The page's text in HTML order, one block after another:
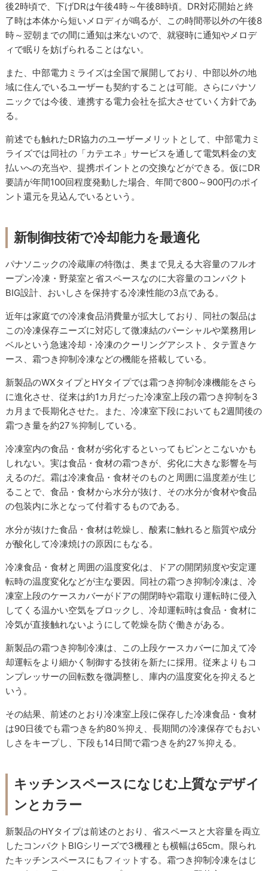
後2時頃で、下げDRは午後4時～午後8時頃。DR対応開始と終
了時は本体から短いメロディが鳴るが、この時間帯以外の午後8
時～翌朝までの間に通知は来ないので、就寝時に通知やメロデ
ィで眠りを妨げられることはない。
また、中部電力ミライズは全国で展開しており、中部以外の地
域に住んでいるユーザーも契約することは可能。さらにパナソ
ニックでは今後、連携する電力会社を拡大させていく方針であ
る。
前述でも触れたDR協力のユーザーメリットとして、中部電力ミ
ライズでは同社の「カテエネ」サービスを通して電気料金の支
払いへの充当や、提携ポイントとの交換などができる。仮にDR
要請が年間100回程度発動した場合、年間で800～900円のポイ
ント還元を見込んでいるという。
新制御技術で冷却能力を最適化
パナソニックの冷蔵庫の特徴は、奥まで見える大容量のフルオ
ープン冷凍・野菜室と省スペースなのに大容量のコンパクト
BIG設計、おいしさを保持する冷凍性能の3点である。
近年は家庭での冷凍食品消費量が拡大しており、同社の製品は
この冷凍保存ニーズに対応して微凍結のパーシャルや業務用レ
ベルという急速冷却・冷凍のクーリングアシスト、タテ置きケ
ース、霜つき抑制冷凍などの機能を搭載している。
新製品のWXタイプとHYタイプでは霜つき抑制冷凍機能をさら
に進化させ、従来は約1カ月だった冷凍室上段の霜つき抑制を3
カ月まで長期化させた。また、冷凍室下段においても2週間後の
霜つき量を約27％抑制している。
冷凍室内の食品・食材が劣化するといってもピンとこないかも
しれない。実は食品・食材の霜つきが、劣化に大きな影響を与
えるのだ。霜は冷凍食品・食材そのものと周囲に温度差が生じ
ることで、食品・食材から水分が抜け、その水分が食材や食品
の包装内に氷となって付着するものである。
水分が抜けた食品・食材は乾燥し、酸素に触れると脂質や成分
が酸化して冷凍焼けの原因にもなる。
冷凍食品・食材と周囲の温度変化は、ドアの開閉頻度や安定運
転時の温度変化などが主な要因。同社の霜つき抑制冷凍は、冷
凍室上段のケースカバーがドアの開閉時や霜取り運転時に侵入
してくる温かい空気をブロックし、冷却運転時は食品・食材に
冷気が直接触れないようにして乾燥を防ぐ働きがある。
新製品の霜つき抑制冷凍は、この上段ケースカバーに加えて冷
却運転をより細かく制御する技術を新たに採用。従来よりもコ
ンプレッサーの回転数を微調整し、庫内の温度変化を抑えると
いう。
その結果、前述のとおり冷凍室上段に保存した冷凍食品・食材
は90日後でも霜つきを約80％抑え、長期間の冷凍保存でもおい
しさをキープし、下段も14日間で霜つきを約27％抑える。
キッチンスペースになじむ上質なデザイ
ンとカラー
新製品のHYタイプは前述のとおり、省スペースと大容量を両立
したコンパクトBIGシリーズで3機種とも横幅は65cm。限られ
たキッチンスペースにもフィットする。霜つき抑制冷凍をはじ